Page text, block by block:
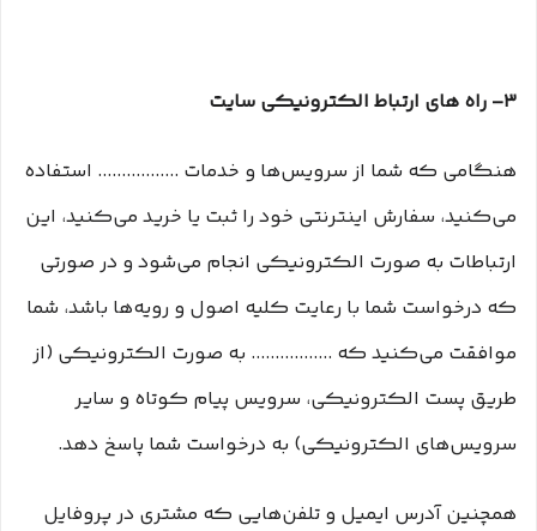
۳– راه های ارتباط الکترونیکی سایت
هنگامی که شما از سرویس‌‏ها و خدمات ................. استفاده
می‏‌کنید، سفارش اینترنتی خود را ثبت یا خرید می‏‌کنید، این
ارتباطات به صورت الکترونیکی انجام می‏‌شود و در صورتی
که درخواست شما با رعایت کلیه اصول و رویه‏‌ها باشد، شما
موافقت می‌‏کنید که ................. به صورت الکترونیکی (از
طریق پست الکترونیکی، سرویس پیام کوتاه و سایر
سرویس‌های الکترونیکی) به درخواست شما پاسخ دهد.
همچنین آدرس ایمیل و تلفن‌هایی که مشتری در پروفایل